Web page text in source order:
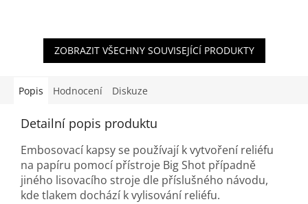
ZOBRAZIT VŠECHNY SOUVISEJÍCÍ PRODUKTY
Popis Hodnocení Diskuze
Detailní popis produktu
Embosovací kapsy se používají k vytvoření reliéfu
na papíru pomocí přístroje Big Shot případně
jiného lisovacího stroje dle příslušného návodu,
kde tlakem dochází k vylisování reliéfu.